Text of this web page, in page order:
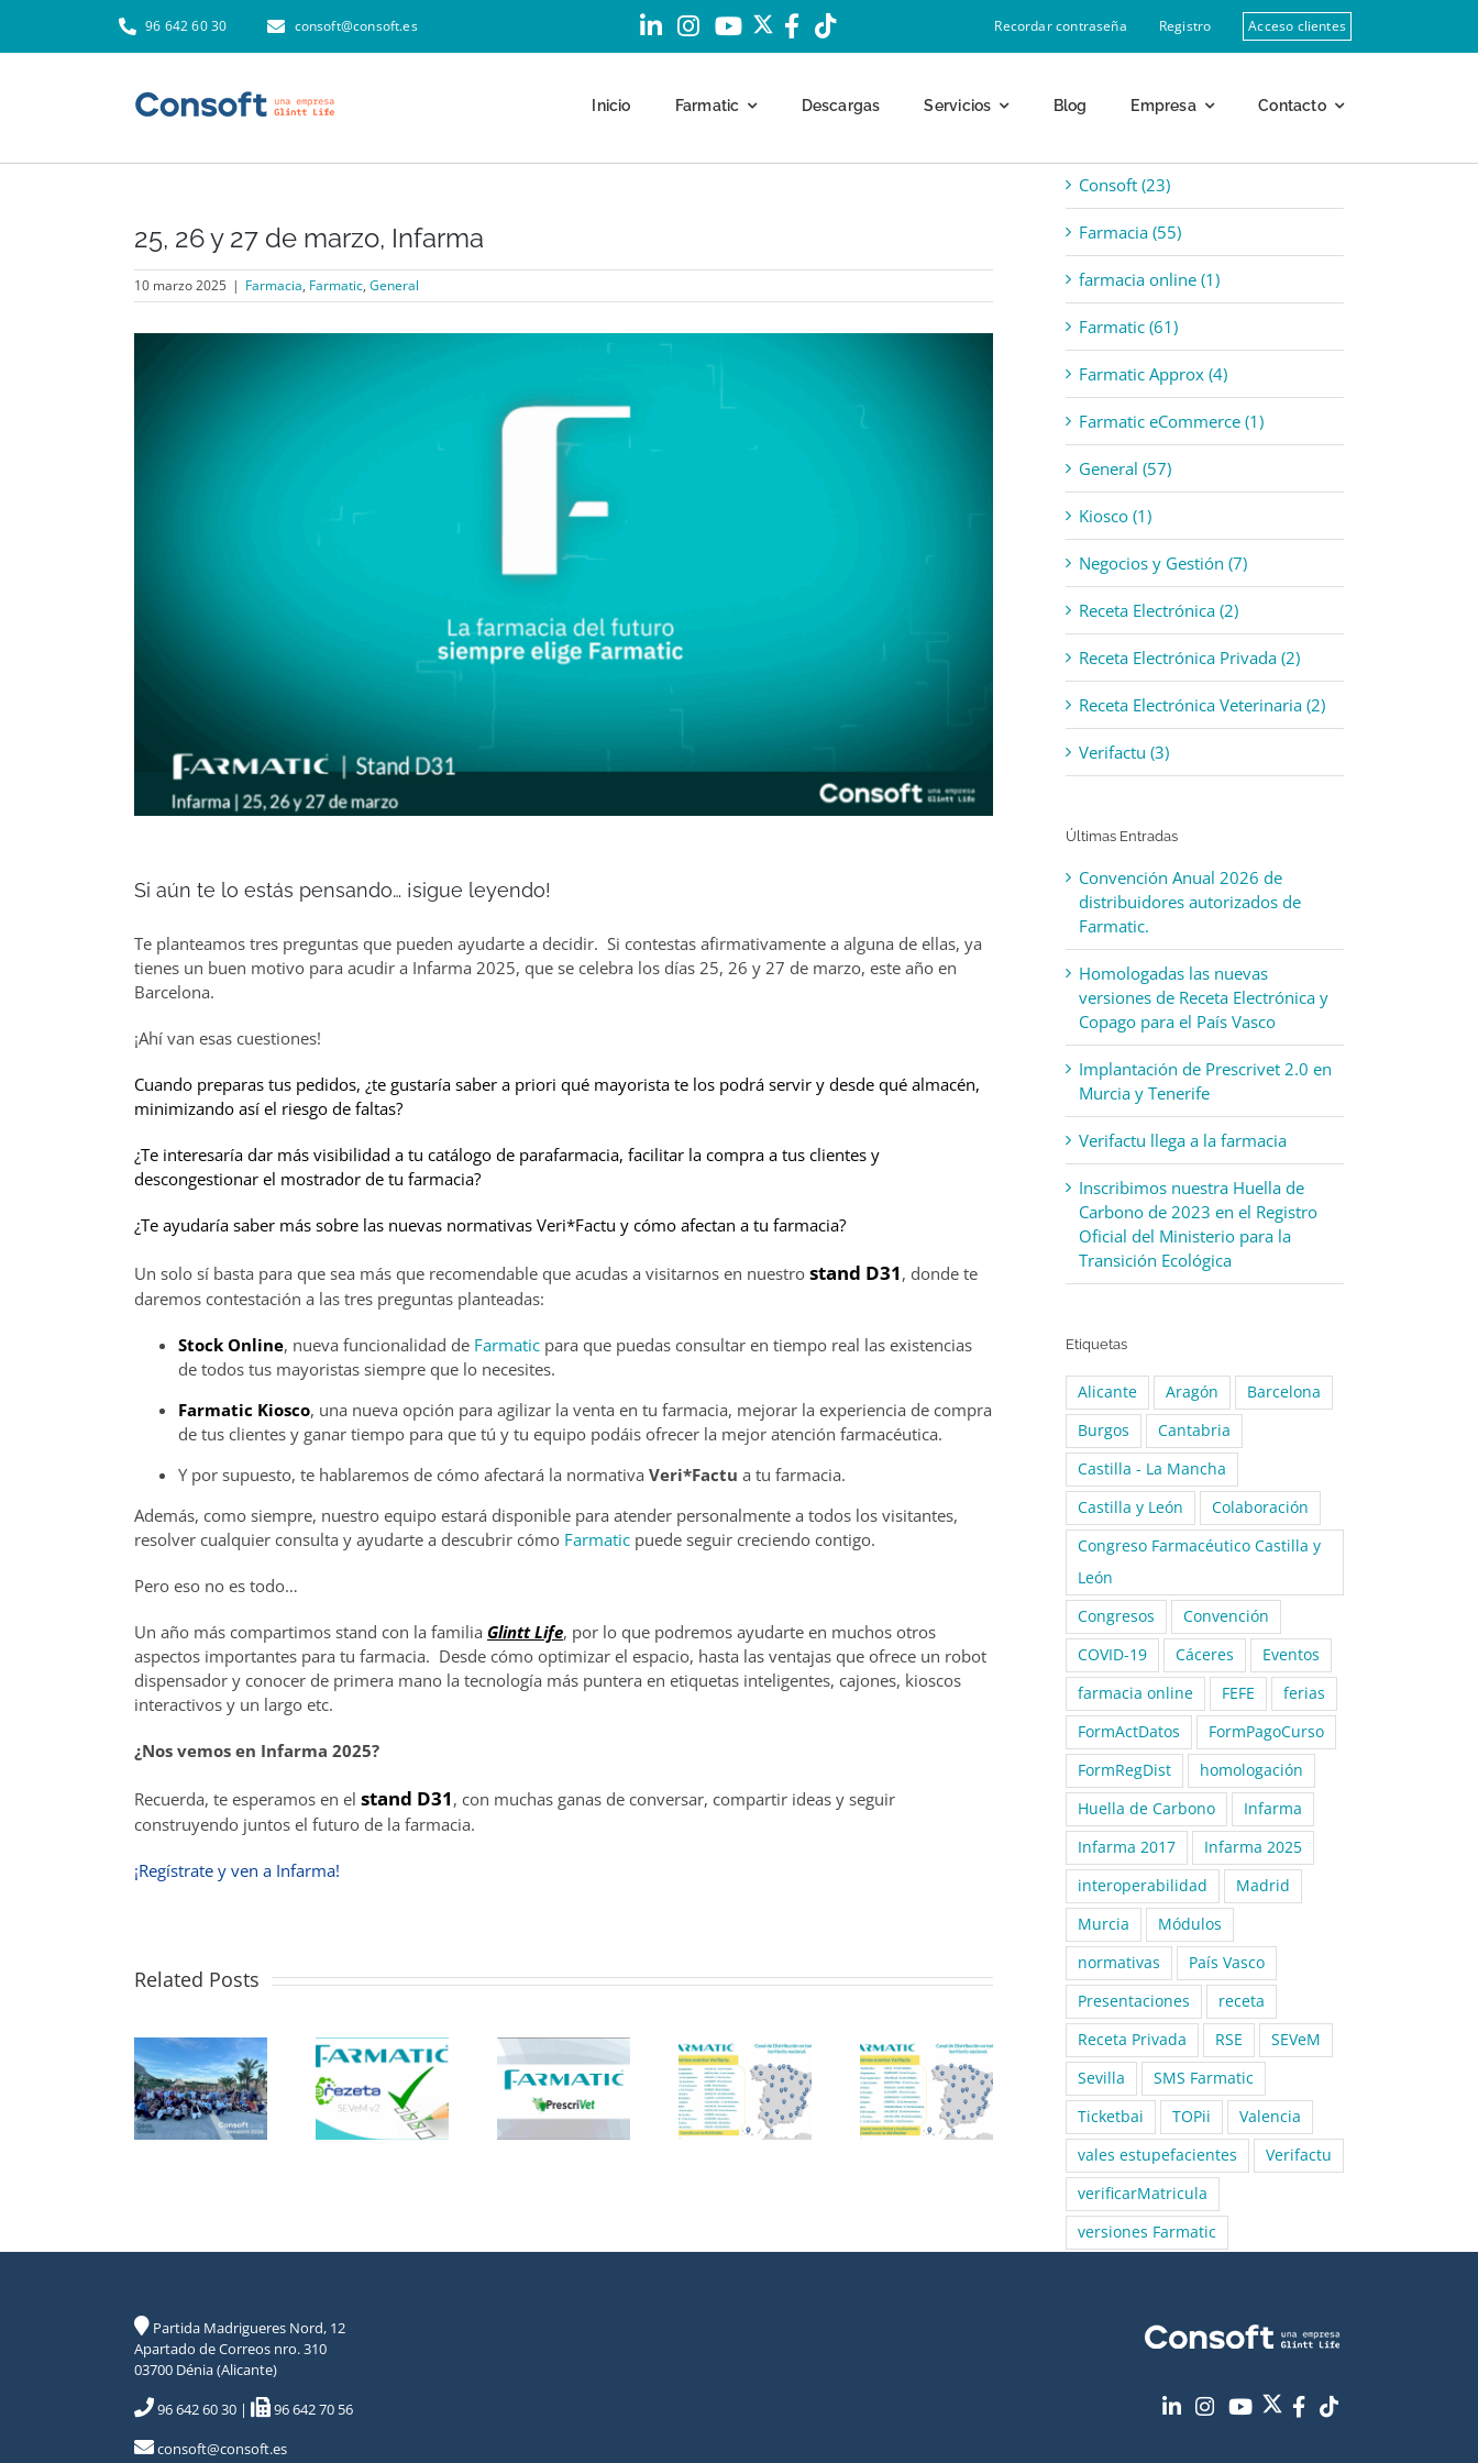
content
96 642 60 30 consoft@consoft.es Recordar contraseña Registro Acceso clientes
Inicio Farmatic Descargas Servicios Blog Empresa Contacto
25, 26 y 27 de marzo, Infarma
10 marzo 2025 | Farmacia, Farmatic, General
Si aún te lo estás pensando… ¡sigue leyendo!
Te planteamos tres preguntas que pueden ayudarte a decidir. Si contestas afirmativamente a alguna de ellas, ya
tienes un buen motivo para acudir a Infarma 2025, que se celebra los días 25, 26 y 27 de marzo, este año en
Barcelona.
¡Ahí van esas cuestiones!
Cuando preparas tus pedidos, ¿te gustaría saber a priori qué mayorista te los podrá servir y desde qué almacén,
minimizando así el riesgo de faltas?
¿Te interesaría dar más visibilidad a tu catálogo de parafarmacia, facilitar la compra a tus clientes y
descongestionar el mostrador de tu farmacia?
¿Te ayudaría saber más sobre las nuevas normativas Veri*Factu y cómo afectan a tu farmacia?
Un solo sí basta para que sea más que recomendable que acudas a visitarnos en nuestro stand D31 , donde te
daremos contestación a las tres preguntas planteadas:
Stock Online, nueva funcionalidad de Farmaticpara que puedas consultar en tiempo real las existencias
de todos tus mayoristas siempre que lo necesites.
Farmatic Kiosco, una nueva opción para agilizar la venta en tu farmacia, mejorar la experiencia de compra
de tus clientes y ganar tiempo para que tú y tu equipo podáis ofrecer la mejor atención farmacéutica.
Y por supuesto, te hablaremos de cómo afectará la normativa Veri*Factu a tu farmacia.
Además, como siempre, nuestro equipo estará disponible para atender personalmente a todos los visitantes,
resolver cualquier consulta y ayudarte a descubrir cómo Farmaticpuede seguir creciendo contigo.
Pero eso no es todo…
Un año más compartimos stand con la familia Glintt Life, por lo que podremos ayudarte en muchos otros
aspectos importantes para tu farmacia. Desde cómo optimizar el espacio, hasta las ventajas que ofrece un robot
dispensador y conocer de primera mano la tecnología más puntera en etiquetas inteligentes, cajones, kioscos
interactivos y un largo etc.
¿Nos vemos en Infarma 2025?
Recuerda, te esperamos en el stand D31 , con muchas ganas de conversar, compartir ideas y seguir
construyendo juntos el futuro de la farmacia.
¡Regístrate y ven a Infarma!
Related Posts
Consoft (23)
Farmacia (55)
farmacia online (1)
Farmatic (61)
Farmatic Approx (4)
Farmatic eCommerce (1)
General (57)
Kiosco (1)
Negocios y Gestión (7)
Receta Electrónica (2)
Receta Electrónica Privada (2)
Receta Electrónica Veterinaria (2)
Verifactu (3)
Últimas Entradas
Convención Anual 2026 de
distribuidores autorizados de
Farmatic.
Homologadas las nuevas
versiones de Receta Electrónica y
Copago para el País Vasco
Implantación de Prescrivet 2.0 en
Murcia y Tenerife
Verifactu llega a la farmacia
Inscribimos nuestra Huella de
Carbono de 2023 en el Registro
Oficial del Ministerio para la
Transición Ecológica
Etiquetas
Alicante Aragón
Barcelona
Burgos
Cantabria
Castilla - La Mancha
Castilla y León
Colaboración
Congreso Farmacéutico Castilla y
León
Congresos
Convención
COVID-19
Cáceres
Eventos
farmacia online
FEFE
ferias
FormActDatos
FormPagoCurso
FormRegDist
homologación
Huella de Carbono
Infarma
Infarma 2017
Infarma 2025
interoperabilidad
Madrid
Murcia
Módulos
normativas
País Vasco
Presentaciones
receta
Receta Privada
RSE
SEVeM
Sevilla
SMS Farmatic
Ticketbai
TOPii
Valencia
vales estupefacientes
Verifactu
verificarMatricula
versiones Farmatic
Partida Madrigueres Nord, 12
Apartado de Correos nro. 310
03700 Dénia (Alicante)
96 642 60 30 |
96 642 70 56
consoft@consoft.es